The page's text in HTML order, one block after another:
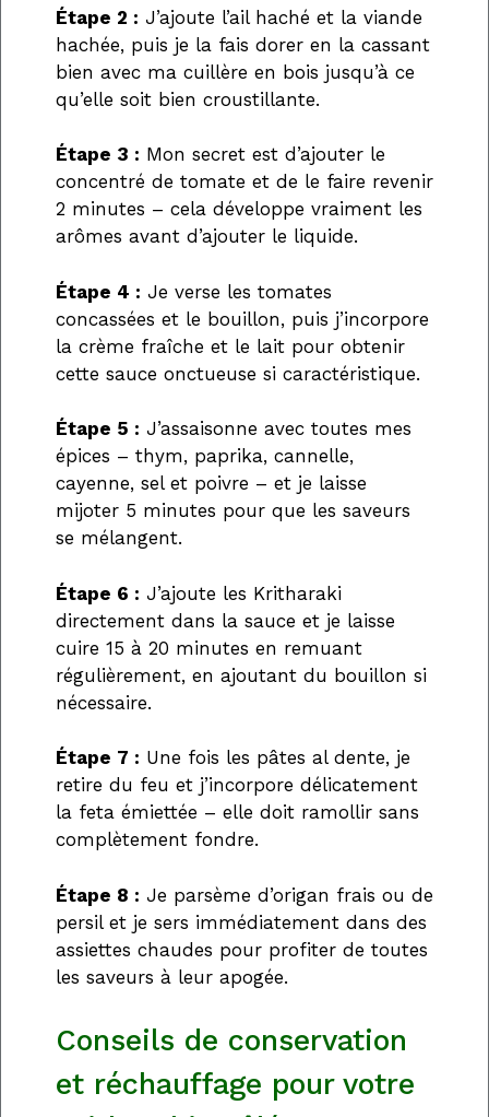
Étape 2 : J’ajoute l’ail haché et la viande
hachée, puis je la fais dorer en la cassant
bien avec ma cuillère en bois jusqu’à ce
qu’elle soit bien croustillante.
Étape 3 : Mon secret est d’ajouter le
concentré de tomate et de le faire revenir
2 minutes – cela développe vraiment les
arômes avant d’ajouter le liquide.
Étape 4 : Je verse les tomates
concassées et le bouillon, puis j’incorpore
la crème fraîche et le lait pour obtenir
cette sauce onctueuse si caractéristique.
Étape 5 : J’assaisonne avec toutes mes
épices – thym, paprika, cannelle,
cayenne, sel et poivre – et je laisse
mijoter 5 minutes pour que les saveurs
se mélangent.
Étape 6 : J’ajoute les Kritharaki
directement dans la sauce et je laisse
cuire 15 à 20 minutes en remuant
régulièrement, en ajoutant du bouillon si
nécessaire.
Étape 7 : Une fois les pâtes al dente, je
retire du feu et j’incorpore délicatement
la feta émiettée – elle doit ramollir sans
complètement fondre.
Étape 8 : Je parsème d’origan frais ou de
persil et je sers immédiatement dans des
assiettes chaudes pour profiter de toutes
les saveurs à leur apogée.
Conseils de conservation
et réchauffage pour votre